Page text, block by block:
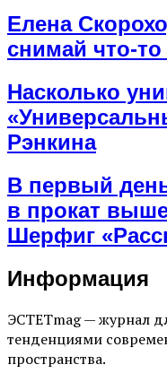
Елена
снимай что-
Насколько
Рэнкина
В первый
в прокат
Шерфиг
Информация
ЭСТЕТmag — журнал
тенденциями
пространства.